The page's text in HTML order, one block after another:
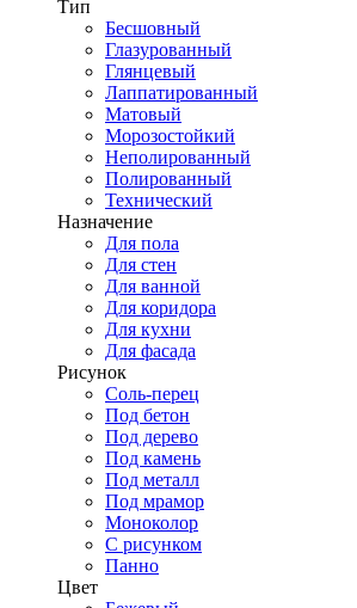
Тип
Бесшовный
Глазурованный
Глянцевый
Лаппатированный
Матовый
Морозостойкий
Неполированный
Полированный
Технический
Назначение
Для пола
Для стен
Для ванной
Для коридора
Для кухни
Для фасада
Рисунок
Соль-перец
Под бетон
Под дерево
Под камень
Под металл
Под мрамор
Моноколор
С рисунком
Панно
Цвет